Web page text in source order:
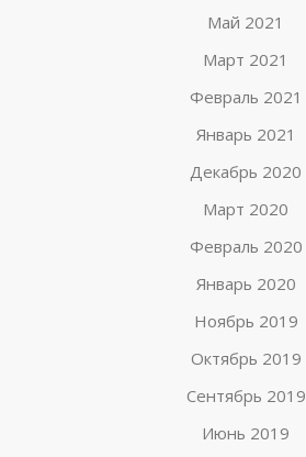
Май 2021
Март 2021
Февраль 2021
Январь 2021
Декабрь 2020
Март 2020
Февраль 2020
Январь 2020
Ноябрь 2019
Октябрь 2019
Сентябрь 2019
Июнь 2019